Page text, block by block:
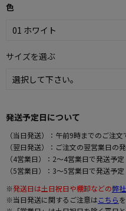
色
サイズを選ぶ
発送予定日について
（当日発送）：午前9時までのご注
（翌日発送）：ご注文の翌営業日の
（4営業日）：2～4営業日で発送予定
（5営業日）：3～5営業日で発送予定
※発送日は土日祝日や棚卸などの弊
※当日発送に関するご注意はこちら